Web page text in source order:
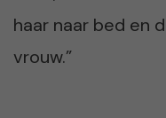
haar naar bed en
vrouw.”